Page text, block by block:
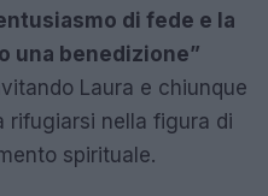
di fede e la
una benedizione”
Laura e chiunque
rifugiarsi nella figura di
spirituale.